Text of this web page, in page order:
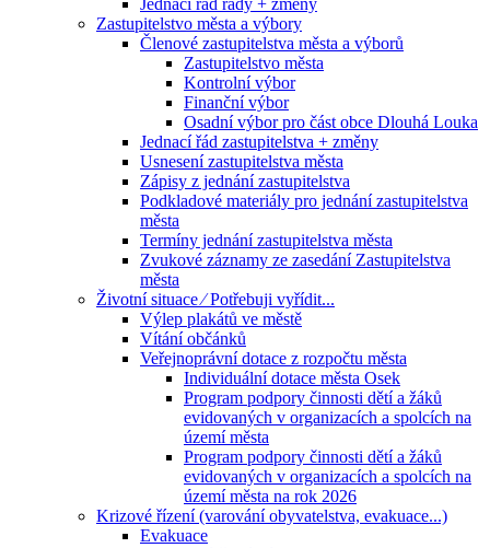
Jednací řád rady + změny
Zastupitelstvo města a výbory
Členové zastupitelstva města a výborů
Zastupitelstvo města
Kontrolní výbor
Finanční výbor
Osadní výbor pro část obce Dlouhá Louka
Jednací řád zastupitelstva + změny
Usnesení zastupitelstva města
Zápisy z jednání zastupitelstva
Podkladové materiály pro jednání zastupitelstva
města
Termíny jednání zastupitelstva města
Zvukové záznamy ze zasedání Zastupitelstva
města
Životní situace ⁄ Potřebuji vyřídit...
Výlep plakátů ve městě
Vítání občánků
Veřejnoprávní dotace z rozpočtu města
Individuální dotace města Osek
Program podpory činnosti dětí a žáků
evidovaných v organizacích a spolcích na
území města
Program podpory činnosti dětí a žáků
evidovaných v organizacích a spolcích na
území města na rok 2026
Krizové řízení (varování obyvatelstva, evakuace...)
Evakuace